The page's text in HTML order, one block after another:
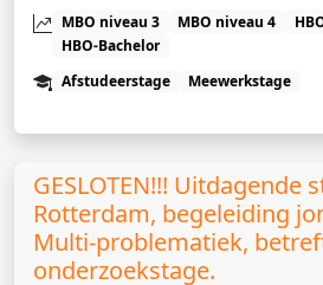
MBO niveau 3
MBO niveau 4
HBO-Bachelor
Afstudeerstage
Meewerkstage
GESLOTEN!!! Uitdagende
Rotterdam, begeleiding
Multi-problematiek,
onderzoekstage.